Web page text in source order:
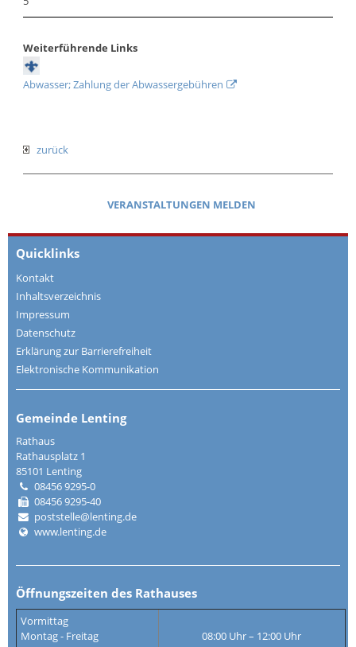
Weiterführende Links
Abwasser; Zahlung der Abwassergebühren
zurück
VERANSTALTUNGEN MELDEN
Quicklinks
Kontakt
Inhaltsverzeichnis
Impressum
Datenschutz
Erklärung zur Barrierefreiheit
Elektronische Kommunikation
Gemeinde Lenting
Rathaus
Rathausplatz 1
85101 Lenting
08456 9295-0
08456 9295-40
poststelle@lenting.de
www.lenting.de
Öffnungszeiten des Rathauses
Vormittag
Montag - Freitag
08:00 Uhr – 12:00 Uhr